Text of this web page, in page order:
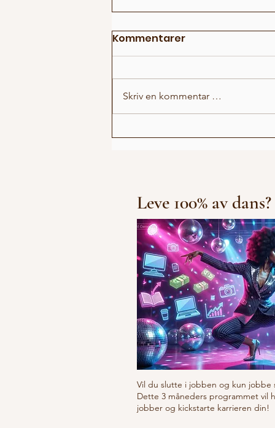
Kommentarer
Skriv en kommentar …
Leve 100% av dans?
Vil du slutte i jobben og kun jobbe
Dette 3 måneders programmet vil
jobber og kickstarte karrieren din!